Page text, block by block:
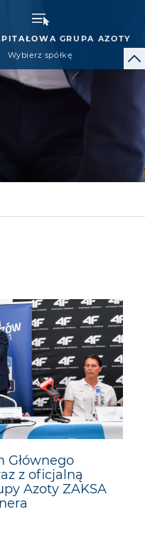
GRUPA AZOTY
Wybierz spółkę
Głównego
z oficjalną
Azoty ZAKSA